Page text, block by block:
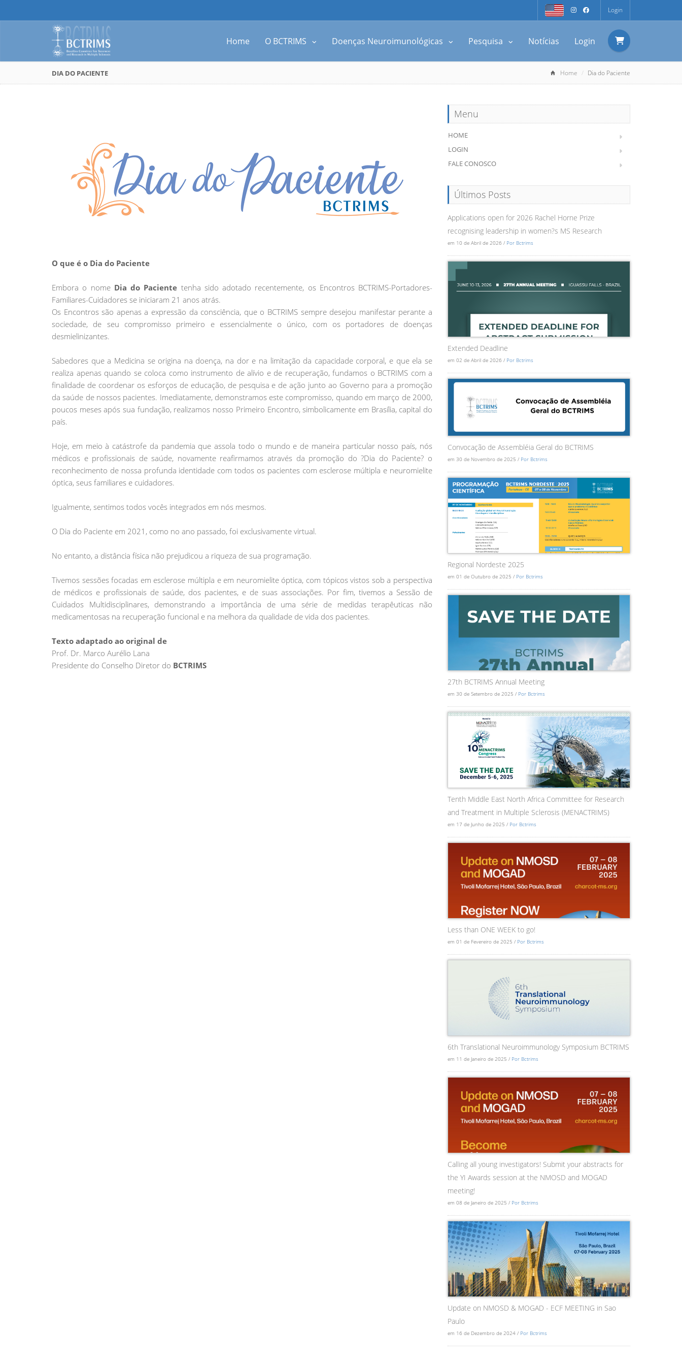
Login
Home O BCTRIMS Doenças Neuroimunológicas Pesquisa Notícias Login
DIA DO PACIENTE Home Dia do Paciente
O que é o Dia do Paciente
Embora o nome Dia do Paciente tenha sido adotado recentemente, os Encontros BCTRIMS-Portadores-
Familiares-Cuidadores se iniciaram 21 anos atrás.
Os Encontros são apenas a expressão da consciência, que o BCTRIMS sempre desejou manifestar perante a
sociedade, de seu compromisso primeiro e essencialmente o único, com os portadores de doenças
desmielinizantes.
Sabedores que a Medicina se origina na doença, na dor e na limitação da capacidade corporal, e que ela se
realiza apenas quando se coloca como instrumento de alívio e de recuperação, fundamos o BCTRIMS com a
finalidade de coordenar os esforços de educação, de pesquisa e de ação junto ao Governo para a promoção
da saúde de nossos pacientes. Imediatamente, demonstramos este compromisso, quando em março de 2000,
poucos meses após sua fundação, realizamos nosso Primeiro Encontro, simbolicamente em Brasília, capital do
país.
Hoje, em meio à catástrofe da pandemia que assola todo o mundo e de maneira particular nosso país, nós
médicos e profissionais de saúde, novamente reafirmamos através da promoção do ?Dia do Paciente? o
reconhecimento de nossa profunda identidade com todos os pacientes com esclerose múltipla e neuromielite
óptica, seus familiares e cuidadores.
Igualmente, sentimos todos vocês integrados em nós mesmos.
O Dia do Paciente em 2021, como no ano passado, foi exclusivamente virtual.
No entanto, a distância física não prejudicou a riqueza de sua programação.
Tivemos sessões focadas em esclerose múltipla e em neuromielite óptica, com tópicos vistos sob a perspectiva
de médicos e profissionais de saúde, dos pacientes, e de suas associações. Por fim, tivemos a Sessão de
Cuidados Multidisciplinares, demonstrando a importância de uma série de medidas terapêuticas não
medicamentosas na recuperação funcional e na melhora da qualidade de vida dos pacientes.
Texto adaptado ao original de
Prof. Dr. Marco Aurélio Lana
Presidente do Conselho Diretor do BCTRIMS
Menu
HOME
LOGIN
FALE CONOSCO
Últimos Posts
Applications open for 2026 Rachel Horne Prize
recognising leadership in women?s MS Research
em 10 de Abril de 2026 / Por Bctrims
Extended Deadline
em 02 de Abril de 2026 / Por Bctrims
Convocação de Assembléia Geral do BCTRIMS
em 30 de Novembro de 2025 / Por Bctrims
Regional Nordeste 2025
em 01 de Outubro de 2025 / Por Bctrims
27th BCTRIMS Annual Meeting
em 30 de Setembro de 2025 / Por Bctrims
Tenth Middle East North Africa Committee for Research
and Treatment in Multiple Sclerosis (MENACTRIMS)
em 17 de Junho de 2025 / Por Bctrims
Less than ONE WEEK to go!
em 01 de Fevereiro de 2025 / Por Bctrims
6th Translational Neuroimmunology Symposium BCTRIMS
em 11 de Janeiro de 2025 / Por Bctrims
Calling all young investigators! Submit your abstracts for
the YI Awards session at the NMOSD and MOGAD
meeting!
em 08 de Janeiro de 2025 / Por Bctrims
Update on NMOSD & MOGAD - ECF MEETING in Sao
Paulo
em 16 de Dezembro de 2024 / Por Bctrims